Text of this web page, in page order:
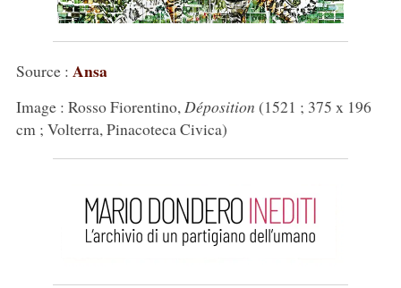
Source : Ansa
Image : Rosso Fiorentino, Déposition (1521 ; 375 x 196
cm ; Volterra, Pinacoteca Civica)